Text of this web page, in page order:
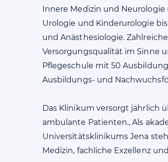
Innere Medizin und Neurologie
Urologie und Kinderurologie
und Anästhesiologie.
Versorgungsqualität im Sinne
Pflegeschule mit 50
Ausbildungs- und
Das Klinikum versorgt jährlich
ambulante Patienten., Als
Universitätsklinikums Jena
Medizin, fachliche Exzellenz